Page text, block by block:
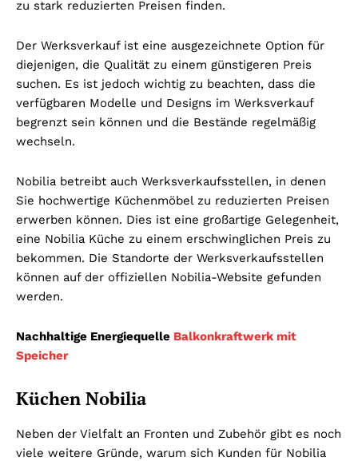
zu stark reduzierten Preisen finden.
Der Werksverkauf ist eine ausgezeichnete Option für
diejenigen, die Qualität zu einem günstigeren Preis
suchen. Es ist jedoch wichtig zu beachten, dass die
verfügbaren Modelle und Designs im Werksverkauf
begrenzt sein können und die Bestände regelmäßig
wechseln.
Nobilia betreibt auch Werksverkaufsstellen, in denen
Sie hochwertige Küchenmöbel zu reduzierten Preisen
erwerben können. Dies ist eine großartige Gelegenheit,
eine Nobilia Küche zu einem erschwinglichen Preis zu
bekommen. Die Standorte der Werksverkaufsstellen
können auf der offiziellen Nobilia-Website gefunden
werden.
Nachhaltige Energiequelle Balkonkraftwerk mit
Speicher
Küchen Nobilia
Neben der Vielfalt an Fronten und Zubehör gibt es noch
viele weitere Gründe, warum sich Kunden für Nobilia